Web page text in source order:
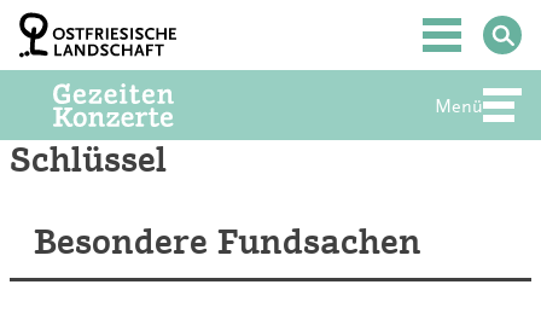
Zum
Inhalt
springen
Hauptmenü
Menü
Schlüssel
Besondere Fundsachen